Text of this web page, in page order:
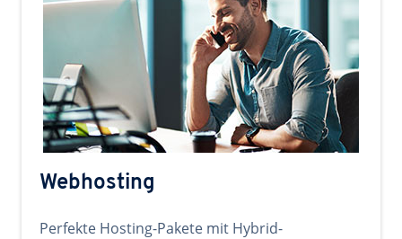
Webhosting
Perfekte Hosting-Pakete mit Hybrid-